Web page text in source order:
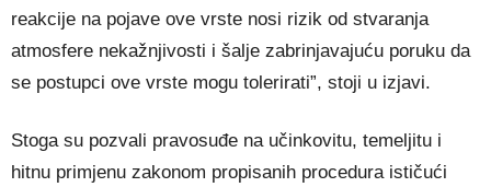
reakcije na pojave ove vrste nosi rizik od stvaranja
atmosfere nekažnjivosti i šalje zabrinjavajuću poruku da
se postupci ove vrste mogu tolerirati”, stoji u izjavi.
Stoga su pozvali pravosuđe na učinkovitu, temeljitu i
hitnu primjenu zakonom propisanih procedura ističući